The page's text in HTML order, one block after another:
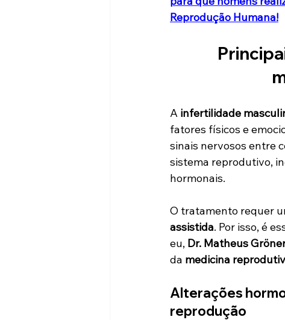
Reprodução Humana!
A infertilidade
fatores físicos e
sinais nervosos entre
sistema reprodutivo,
hormonais.
O tratamento requer
assistida. Por isso, é
eu, Dr. Matheus
da medicina
Alterações
reprodução